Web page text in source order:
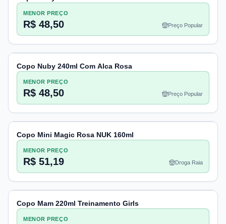
MENOR PREÇO
R$ 48,50 Preço Popular
Copo Nuby 240ml Com Alca Rosa
MENOR PREÇO
R$ 48,50 Preço Popular
Copo Mini Magic Rosa NUK 160ml
MENOR PREÇO
R$ 51,19 Droga Raia
Copo Mam 220ml Treinamento Girls
MENOR PREÇO